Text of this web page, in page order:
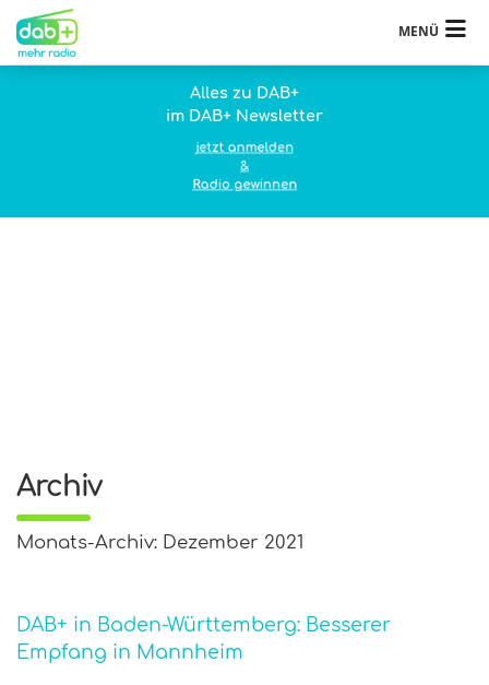
MENÜ
Alles zu DAB+
im DAB+ Newsletter
jetzt anmelden
&
Radio gewinnen
Archiv
Monats-Archiv: Dezember 2021
DAB+ in Baden-Württemberg: Besserer
Empfang in Mannheim